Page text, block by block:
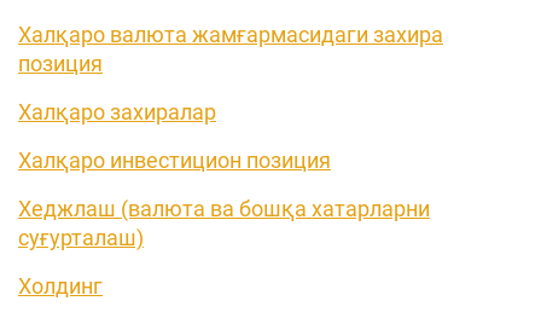
Халқаро валюта жамғармасидаги захира
позиция
Халқаро захиралар
Халқаро инвестицион позиция
Хеджлаш (валюта ва бошқа хатарларни
суғурталаш)
Холдинг